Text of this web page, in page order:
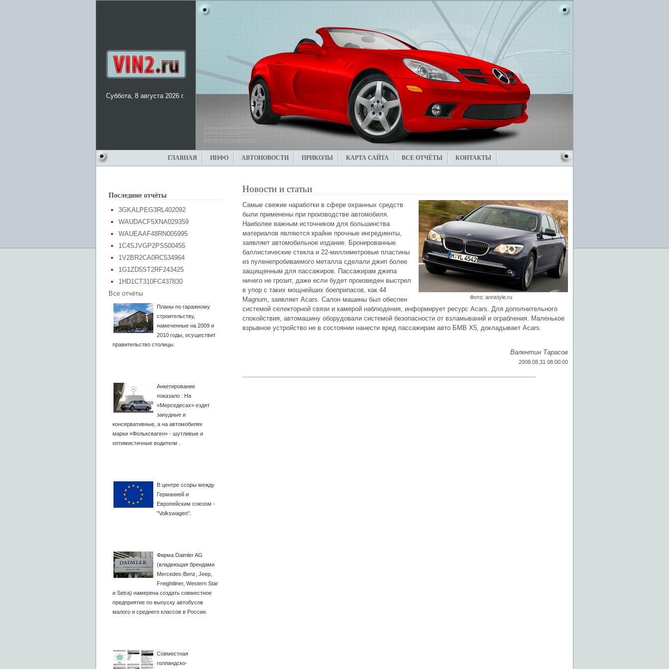
Суббота, 8 августа 2026 г.
ГЛАВНАЯ ИНФО АВТОНОВОСТИ ПРИКОЛЫ КАРТА САЙТА ВСЕ ОТЧЁТЫ КОНТАКТЫ
Последние отчёты
3GKALPEG3RL402092
WAUDACF5XNA029359
WAUEAAF48RN005995
1C4SJVGP2PS500455
1V2BR2CA0RC534964
1G1ZD5ST2RF243425
1HD1CT310FC437830
Все отчёты
Планы по гаражному
строительству,
намеченные на 2009 и
2010 годы, осуществит
правительство столицы.
Анкетирование
показало : На
«Мерседесах» ездят
занудные и
консервативные, а на автомобилях
марки «Фольксваген» - шутливые и
оптимистичные водители .
В центре ссоры между
Германией и
Европейским союзом -
"Volkswagen".
Фирма Daimler AG
(владеющая брендами
Mercedes-Benz, Jeep,
Freightliner, Western Star
и Setra) намерена создать совместное
предприятие по выпуску автобусов
малого и среднего классов в России.
Совместная
голландско-
Новости и статьи
Фото: anristyle.ru
Самые свежие наработки в сфере охранных средств
были применены при производстве автомобиля.
Наиболее важным источником для большинства
материалов являются крайне прочные ингредиенты,
заявляет автомобильное издание. Бронированные
баллистические стекла и 22-миллиметровые пластины
из пуленепробиваемого металла сделали джип более
защищенным для пассажиров. Пассажирам джипа
ничего не грозит, даже если будет произведен выстрел
в упор с таких мощнейших боеприпасов, как 44
Magnum, заявляет Acars. Салон машины был обеспен
системой селекторной связи и камерой наблюдения, информирует ресурс Acars. Для дополнительного
спокойствия, автомашину оборудовали системой безопасности от взламываний и ограбления. Маленькое
взрывное устройство не в состоянии нанести вред пассажирам авто БМВ Х5, докладывает Acars.
Валентин Тарасов
2008.08.31 08:00:00